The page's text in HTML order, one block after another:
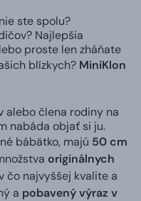
ste spolu?
Najlepšia
proste len zháňate
blízkych? MiniKlon
alebo člena rodiny na
nabáda objať si ju.
bábätko, majú 50 cm
originálnych
čo najvyššej kvalite a
a pobavený výraz v